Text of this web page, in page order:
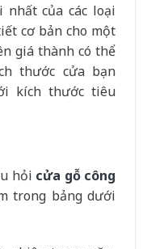
của các loại
cơ bản cho một
giá thành có thể
thước cửa bạn
kích thước tiêu
hỏi cửa gỗ công
trong bảng dưới